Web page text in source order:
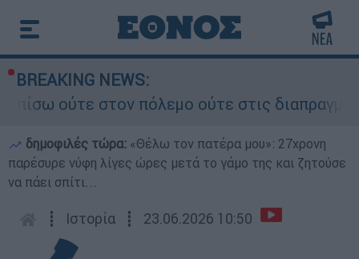
BREAKING NEWS:
στον πόλεμο ούτε στις διαπραγματεύσεις»
δημοφιλές τώρα: «Θέλω τον πατέρα μου»: 27χρονη
παρέσυρε νύφη λίγες ώρες μετά το γάμο της και ζητούσε
να πάει σπίτι...
┋ Ιστορία ┋ 23.06.2026 10:50